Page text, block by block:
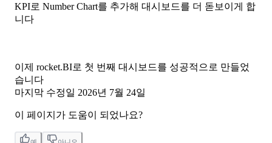
KPI로 Number Chart를 추가해 대시보드를 더 돋보이게 합
니다
이제 rocket.BI로 첫 번째 대시보드를 성공적으로 만들었
습니다
마지막 수정일 2026년 7월 24일
이 페이지가 도움이 되었나요?